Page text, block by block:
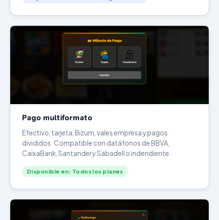
Pago multiformato
Efectivo, tarjeta, Bizum, vales empresa y pagos
divididos. Compatible con datáfonos de BBVA,
CaixaBank, Santander y Sabadell o indendiente.
Disponible en: Todos los planes